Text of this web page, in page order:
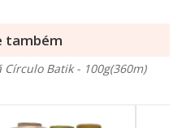
também
Batik - 100g(360m)